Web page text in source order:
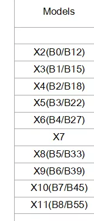
BWY3-43-2.2，
3-385-2.2